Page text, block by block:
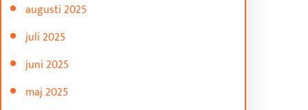
augusti 2025
juli 2025
juni 2025
maj 2025